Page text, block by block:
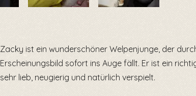
Zacky ist ein wunderschöner Welpenjunge, der
Erscheinungsbild sofort ins Auge fällt. Er ist ein
sehr lieb, neugierig und natürlich verspielt.